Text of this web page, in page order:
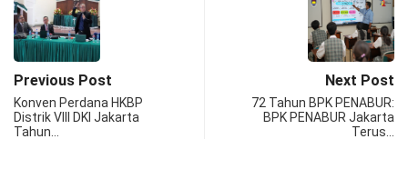
Previous Post
Konven Perdana HKBP
Distrik VIII DKI Jakarta
Tahun…
Next Post
72 Tahun BPK PENABUR:
BPK PENABUR Jakarta
Terus…